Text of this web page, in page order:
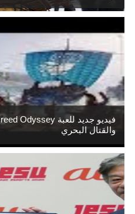
والقتال البحري